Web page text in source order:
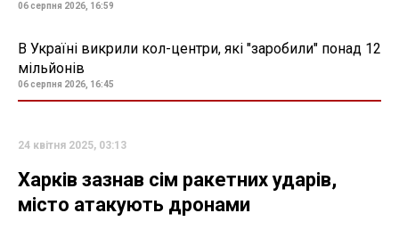
06 серпня 2026, 16:59
В Україні викрили кол-центри, які "заробили" понад 12
мільйонів
06 серпня 2026, 16:45
24 квітня 2025, 03:13
Харків зазнав сім ракетних ударів,
місто атакують дронами